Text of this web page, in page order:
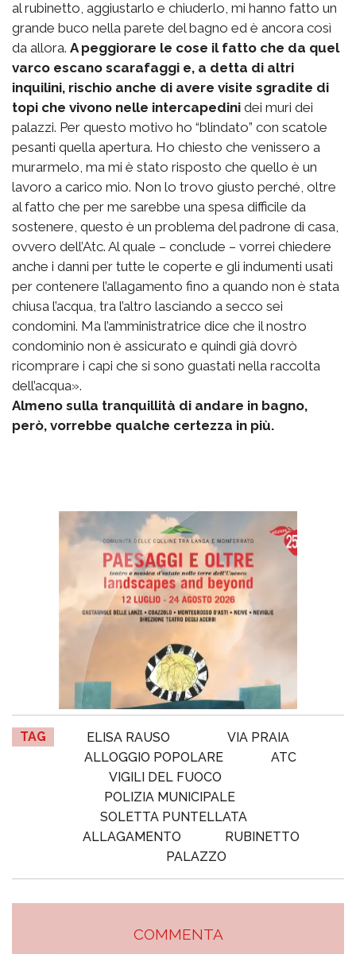
al rubinetto, aggiustarlo e chiuderlo, mi hanno fatto un
grande buco nella parete del bagno ed è ancora così
da allora. A peggiorare le cose il fatto che da quel
varco escano scarafaggi e, a detta di altri
inquilini, rischio anche di avere visite sgradite di
topi che vivono nelle intercapedini dei muri dei
palazzi. Per questo motivo ho “blindato” con scatole
pesanti quella apertura. Ho chiesto che venissero a
murarmelo, ma mi è stato risposto che quello è un
lavoro a carico mio. Non lo trovo giusto perché, oltre
al fatto che per me sarebbe una spesa difficile da
sostenere, questo è un problema del padrone di casa,
ovvero dell’Atc. Al quale – conclude – vorrei chiedere
anche i danni per tutte le coperte e gli indumenti usati
per contenere l’allagamento fino a quando non è stata
chiusa l’acqua, tra l’altro lasciando a secco sei
condomini. Ma l’amministratrice dice che il nostro
condominio non è assicurato e quindi già dovrò
ricomprare i capi che si sono guastati nella raccolta
dell’acqua».
Almeno sulla tranquillità di andare in bagno,
però, vorrebbe qualche certezza in più.
TAG ELISA RAUSO
VIA PRAIA
ALLOGGIO POPOLARE
ATC
VIGILI DEL FUOCO
POLIZIA MUNICIPALE
SOLETTA PUNTELLATA
ALLAGAMENTO
RUBINETTO
PALAZZO
COMMENTA